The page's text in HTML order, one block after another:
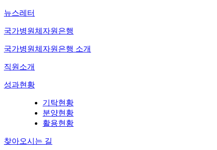
뉴스레터
국가병원체자원은행
국가병원체자원은행 소개
직원소개
성과현황
기탁현황
분양현황
활용현황
찾아오시는 길